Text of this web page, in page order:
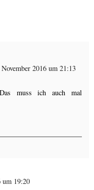
2016 um 21:13
muss ich auch mal
um 19:20